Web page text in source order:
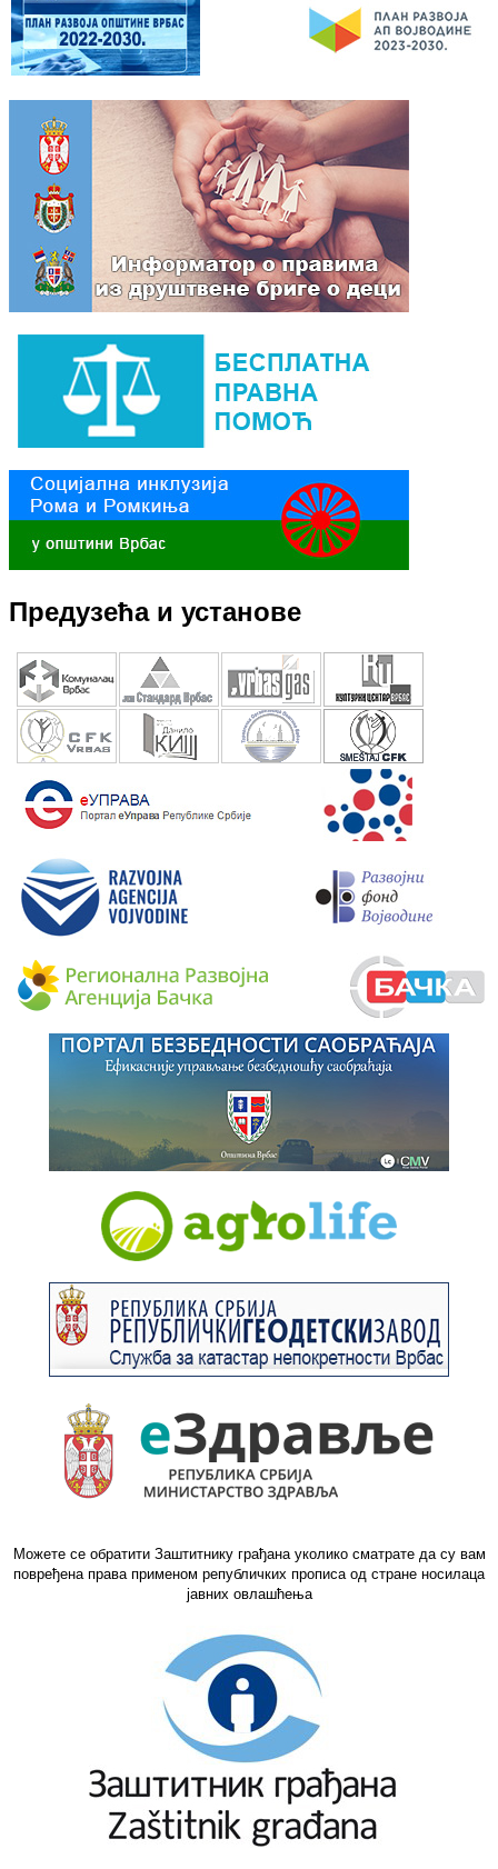
Предузећа и установе
Можете се обратити Заштитнику грађана уколико сматрате да су вам
повређена права применом републичких прописа од стране носилаца
јавних овлашћења